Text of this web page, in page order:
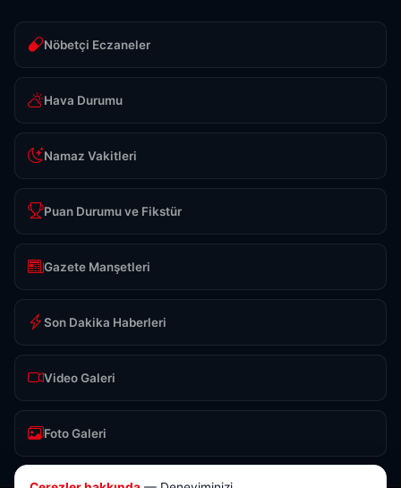
Nöbetçi Eczaneler
Hava Durumu
Namaz Vakitleri
Puan Durumu ve Fikstür
Gazete Manşetleri
Son Dakika Haberleri
Video Galeri
Foto Galeri